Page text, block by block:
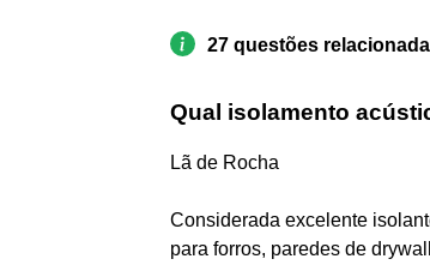
27 questões
Qual isolamento
Lã de Rocha
Considerada excelente
para forros, paredes de